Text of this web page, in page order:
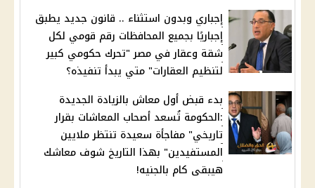
إجباري وبدون استثناء .. قانون جديد يطبق
إجباريًا بجميع المحافظات رقم قومي لكل
شقة وعقار في مصر "تحرك حكومي كبير
لتنظيم العقارات" متي يبدأ تنفيذه؟
بدء قبض أول معاش بالزيادة الجديدة
:الحكومة تُسعد أصحاب المعاشات بقرار
تاريخي" مفاجأة سعيدة تنتظر ملايين
المستفيدين" بهذا التاريخ شوف معاشك
هيبقى كام بالجنيه!